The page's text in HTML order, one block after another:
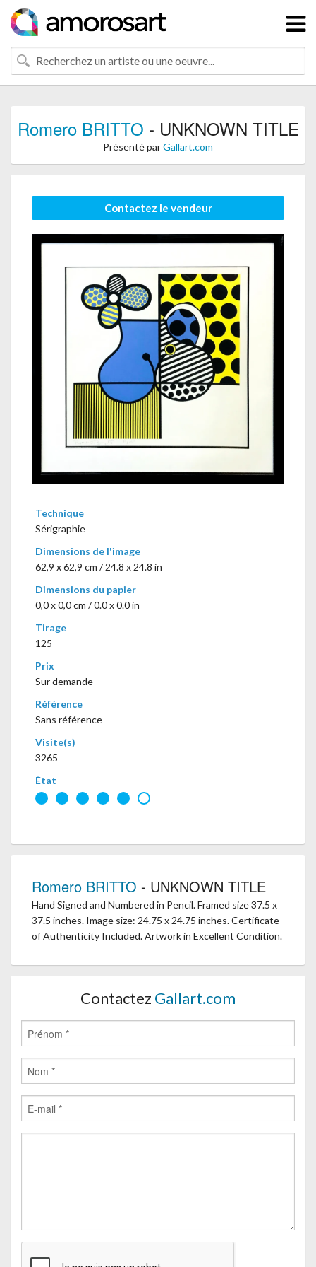
Romero BRITTO - UNKNOWN TITLE
Présenté parGallart.com
Contactez le vendeur
Technique
Sérigraphie
Dimensions de l'image
62,9 x 62,9 cm / 24.8 x 24.8 in
Dimensions du papier
0,0 x 0,0 cm / 0.0 x 0.0 in
Tirage
125
Prix
Sur demande
Référence
Sans référence
Visite(s)
3265
État
Romero BRITTO - UNKNOWN TITLE
Hand Signed and Numbered in Pencil. Framed size 37.5 x
37.5 inches. Image size: 24.75 x 24.75 inches. Certificate
of Authenticity Included. Artwork in Excellent Condition.
Contactez Gallart.com